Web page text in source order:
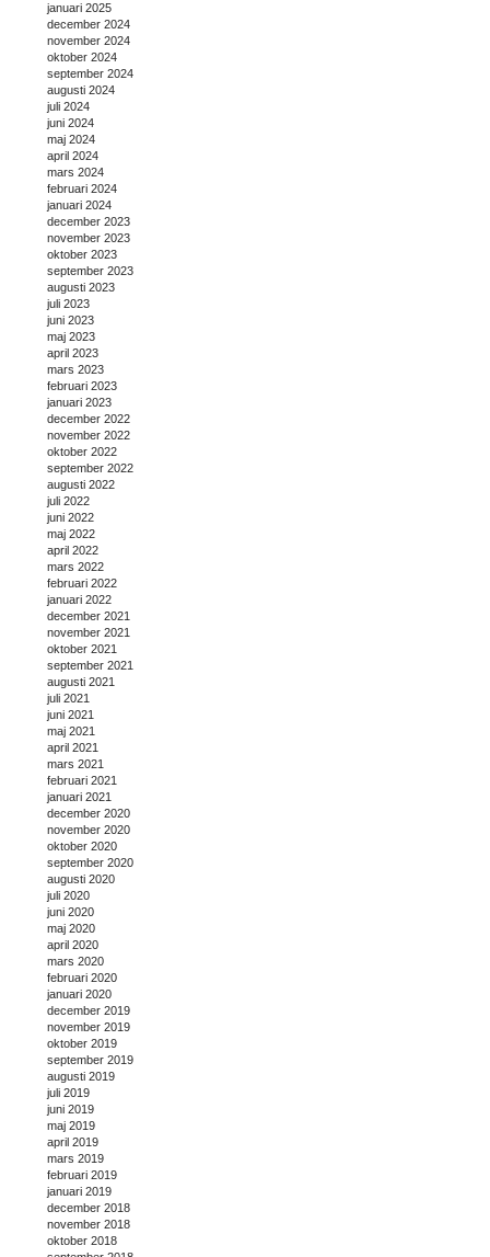
januari 2025
december 2024
november 2024
oktober 2024
september 2024
augusti 2024
juli 2024
juni 2024
maj 2024
april 2024
mars 2024
februari 2024
januari 2024
december 2023
november 2023
oktober 2023
september 2023
augusti 2023
juli 2023
juni 2023
maj 2023
april 2023
mars 2023
februari 2023
januari 2023
december 2022
november 2022
oktober 2022
september 2022
augusti 2022
juli 2022
juni 2022
maj 2022
april 2022
mars 2022
februari 2022
januari 2022
december 2021
november 2021
oktober 2021
september 2021
augusti 2021
juli 2021
juni 2021
maj 2021
april 2021
mars 2021
februari 2021
januari 2021
december 2020
november 2020
oktober 2020
september 2020
augusti 2020
juli 2020
juni 2020
maj 2020
april 2020
mars 2020
februari 2020
januari 2020
december 2019
november 2019
oktober 2019
september 2019
augusti 2019
juli 2019
juni 2019
maj 2019
april 2019
mars 2019
februari 2019
januari 2019
december 2018
november 2018
oktober 2018